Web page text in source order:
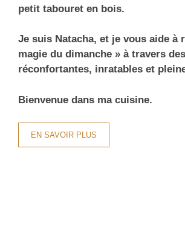
petit tabouret en bois.
Je suis Natacha, et je vous aide à
magie du dimanche » à travers
réconfortantes, inratables et
Bienvenue dans ma cuisine.
EN SAVOIR PLUS